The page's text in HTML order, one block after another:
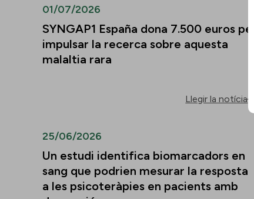
01/07/2026
SYNGAP1 España dona 7.500 euros per
impulsar la recerca sobre aquesta
malaltia rara
Llegir la notícia
25/06/2026
Un estudi identifica biomarcadors en
sang que podrien mesurar la resposta
a les psicoteràpies en pacients amb